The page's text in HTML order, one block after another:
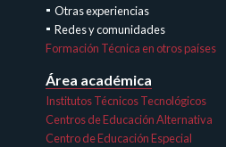
Otras experiencias
Redes y comunidades
Formación Técnica en otros países
Área académica
Institutos Técnicos Tecnológicos
Centros de Educación Alternativa
Centro de Educación Especial